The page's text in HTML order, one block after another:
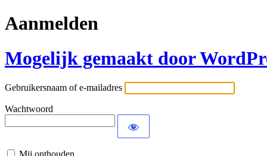
Aanmelden
Mogelijk gemaakt door
Gebruikersnaam of e-mailadres
Wachtwoord